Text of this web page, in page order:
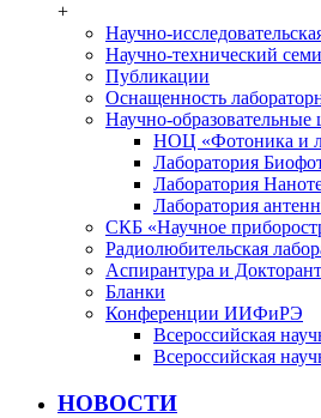
+
Научно-
Научно-технический
Публикации
Оснащенность
Научно-образовательные
НОЦ «Фотоника и
Лаборатория
Лаборатория
Лаборатория
СКБ «Научное
Радиолюбительская
Аспирантура и
Бланки
Конференции ИИФиРЭ
Всероссийская
Всероссийская
НОВОСТИ